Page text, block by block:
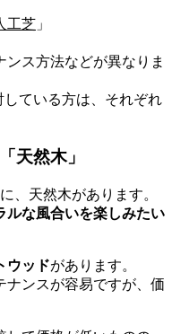
工芝 」
ス方法などが異なりま
ている方は、それぞれ
天然木」
、天然木があります。
ルな風合いを楽しみたい
ウッドがあります。
ナンスが容易ですが、価